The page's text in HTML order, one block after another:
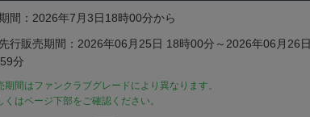
間：2026年7月3日18時00分から
行販売期間：2026年06月25日 18時00分～2026年06月26日
分
間はファンクラブグレードにより異なります。
はページ下部をご確認ください。